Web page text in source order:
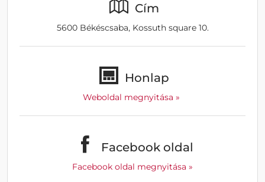
Cím
5600 Békéscsaba, Kossuth square 10.
Honlap
Weboldal megnyitása »
Facebook oldal
Facebook oldal megnyitása »